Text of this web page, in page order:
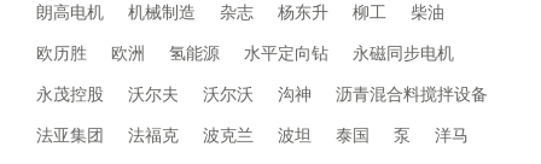
朗高电机
机械制造 杂志 杨东升 柳工
柴油
欧历胜
欧洲 氢能源 水平定向钻
永磁同步电机
永茂控股
沃尔夫 沃尔沃 沟神
沥青混合料搅拌设备
法亚集团
法福克 波克兰 波坦 泰国 泵
洋马